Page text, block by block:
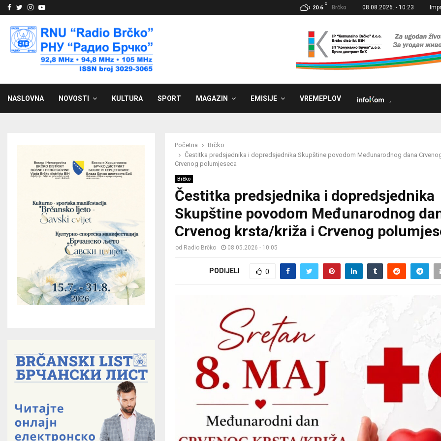
Facebook
Twitter
Instagram
Youtube 20.6
C
Brčko 08.08.2026. - 10:23
NASLOVNA NOVOSTI KULTURA SPORT MAGAZIN EMISIJE VREMEPLOV
Početna
Brčko
Čestitka predsjednika i dopredsjednika Skupštine povodom Međunarodnog dana
Crvenog polumjeseca
Brčko
Čestitka predsjednika i dopredsjednika
Skupštine povodom Međunarodnog
Crvenog krsta/križa i Crvenog
od Radio Brčko 08.05.2026 - 10:05
PODIJELI 0